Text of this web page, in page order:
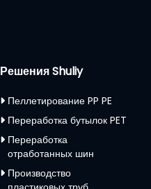
Решения Shuliy
Пеллетирование PP PE
Переработка бутылок PET
Переработка
отработанных шин
Производство